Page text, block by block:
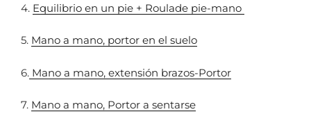
4. Equilibrio en un pie + Roulade pie-mano
5. Mano a mano, portor en el suelo
6. Mano a mano, extensión brazos-Portor
7. Mano a mano, Portor a sentarse